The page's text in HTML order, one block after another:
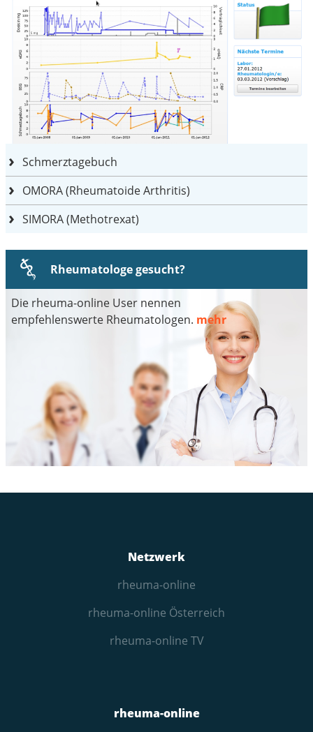
Schmerztagebuch
OMORA (Rheumatoide Arthritis)
SIMORA (Methotrexat)
Rheumatologe gesucht?
Die rheuma-online User nennen
empfehlenswerte Rheumatologen. mehr
Netzwerk
rheuma-online
rheuma-online Österreich
rheuma-online TV
rheuma-online